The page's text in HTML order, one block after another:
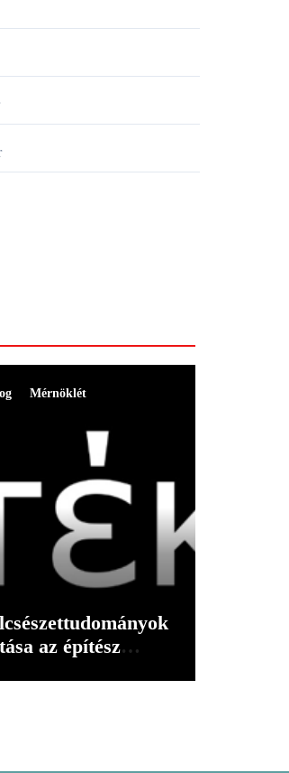
Mérnöklét
az építész